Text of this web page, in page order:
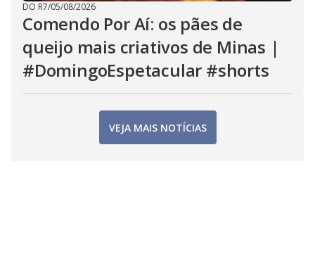
DO R7/05/08/2026
Comendo Por Aí: os pães de
queijo mais criativos de Minas |
#DomingoEspetacular #shorts
VEJA MAIS NOTÍCIAS